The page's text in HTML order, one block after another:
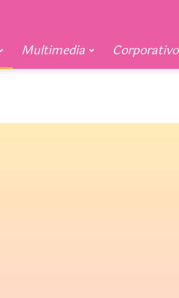
Multimedia Corporativo